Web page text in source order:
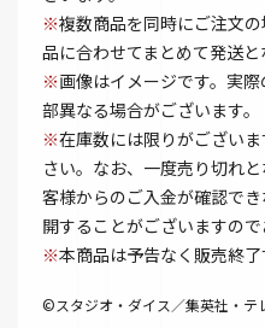
※複数商品を同時にご注文
品に合わせてまとめて発送と
※画像はイメージです。実
部異なる場合がございます。
※在庫数には限りがござい
さい。なお、一度売り切れ
客様からのご入金が確認で
開することがございますの
※本商品は予告なく販売終了
©スタジオ・ダイス／集英社・テ